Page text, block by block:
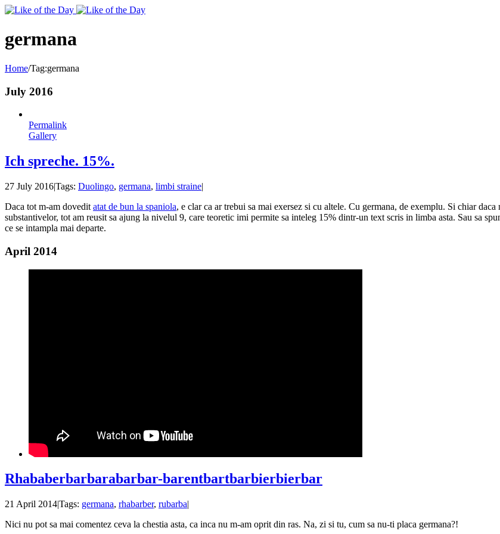
Toggle
germana
Home/Tag:germana
July 2016
Permalink
Gallery
Ich spreche. 15%.
27 July 2016|Tags: Duolingo, germana, limbi straine|
Daca tot m-am dovedit atat de bun la spaniola, e clar ca ar trebui sa mai exersez si cu altele. Cu germana, de exemplu. Si chiar
substantivelor, tot am reusit sa ajung la nivelul 9, care teoretic imi permite sa inteleg 15% dintr-un text scris in limba asta. Sau sa
ce se intampla mai departe.
April 2014
Rhababerbarbarabarbar-barentbartbarbierbierbar
21 April 2014|Tags: germana, rhabarber, rubarba|
Nici nu pot sa mai comentez ceva la chestia asta, ca inca nu m-am oprit din ras. Na, zi si tu, cum sa nu-ti placa germana?!